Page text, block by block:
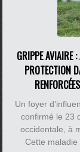
GRIPPE AVIAIRE
PROTECTION
Un foyer
confirmé le 23
occidentale, à
Cette